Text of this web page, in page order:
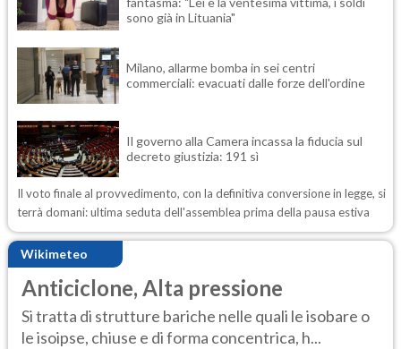
sono già in Lituania"
Milano, allarme bomba in sei centri
commerciali: evacuati dalle forze dell'ordine
Il governo alla Camera incassa la fiducia sul
decreto giustizia: 191 sì
Il voto finale al provvedimento, con la definitiva conversione in legge, si
terrà domani: ultima seduta dell'assemblea prima della pausa estiva
Wikimeteo
Anticiclone, Alta pressione
Si tratta di strutture bariche nelle quali le isobare o
le isoipse, chiuse e di forma concentrica, h...